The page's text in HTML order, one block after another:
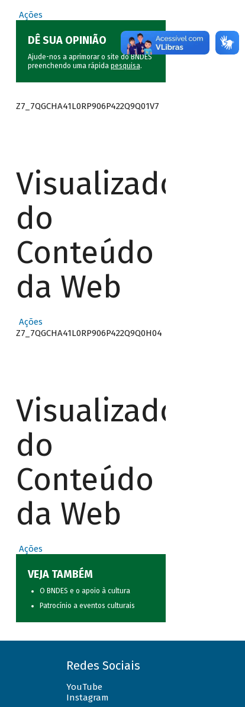
Ações
DÊ SUA OPINIÃO
Ajude-nos a aprimorar o site do BNDES
preenchendo uma rápida pesquisa.
Z7_7QGCHA41L0RP906P422Q9Q01V7
Visualizador
do
Conteúdo
da Web
Ações
Z7_7QGCHA41L0RP906P422Q9Q0H04
Visualizador
do
Conteúdo
da Web
Ações
VEJA TAMBÉM
O BNDES e o apoio à cultura
Patrocínio a eventos culturais
Redes Sociais
YouTube
Instagram